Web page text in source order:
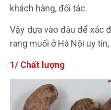
khách hàng, đối tác.
Vậy dựa vào đâu để xác
rang muối ở Hà Nội uy
1/ Chất lượng